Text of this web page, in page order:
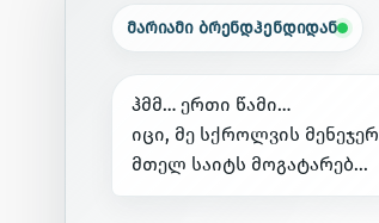
მარიამი ბრენდჰენდიდან
ჰმმ… ერთი წამი…
იცი, მე სქროლვის მენეჯერ
მთელ საიტს მოგატარებ...